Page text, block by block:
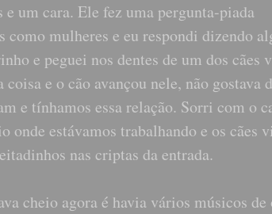
e um cara. Ele fez uma pergunta-piada
como mulheres e eu respondi dizendo
e peguei nos dentes de um dos
e o cão avançou nele, não
e tínhamos essa relação. Sorri com o
onde estávamos trabalhando e os cães
nas criptas da entrada.
cheio agora é havia vários músicos